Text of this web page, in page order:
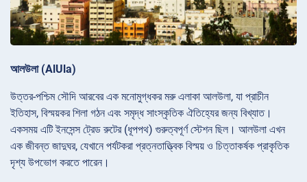
আলউলা (AlUla)
উত্তর-পশ্চিম সৌদি আরবের এক মনোমুগ্ধকর মরু এলাকা আলউলা, যা প্রাচীন
ইতিহাস, বিস্ময়কর শিলা গঠন এবং সমৃদ্ধ সাংস্কৃতিক ঐতিহ্যের জন্য বিখ্যাত।
একসময় এটি ইনসেন্স ট্রেড রুটের (ধূপপথ) গুরুত্বপূর্ণ স্টেশন ছিল। আলউলা এখন
এক জীবন্ত জাদুঘর, যেখানে পর্যটকরা প্রত্নতাত্ত্বিক বিস্ময় ও চিত্তাকর্ষক প্রাকৃতিক
দৃশ্য উপভোগ করতে পারেন।